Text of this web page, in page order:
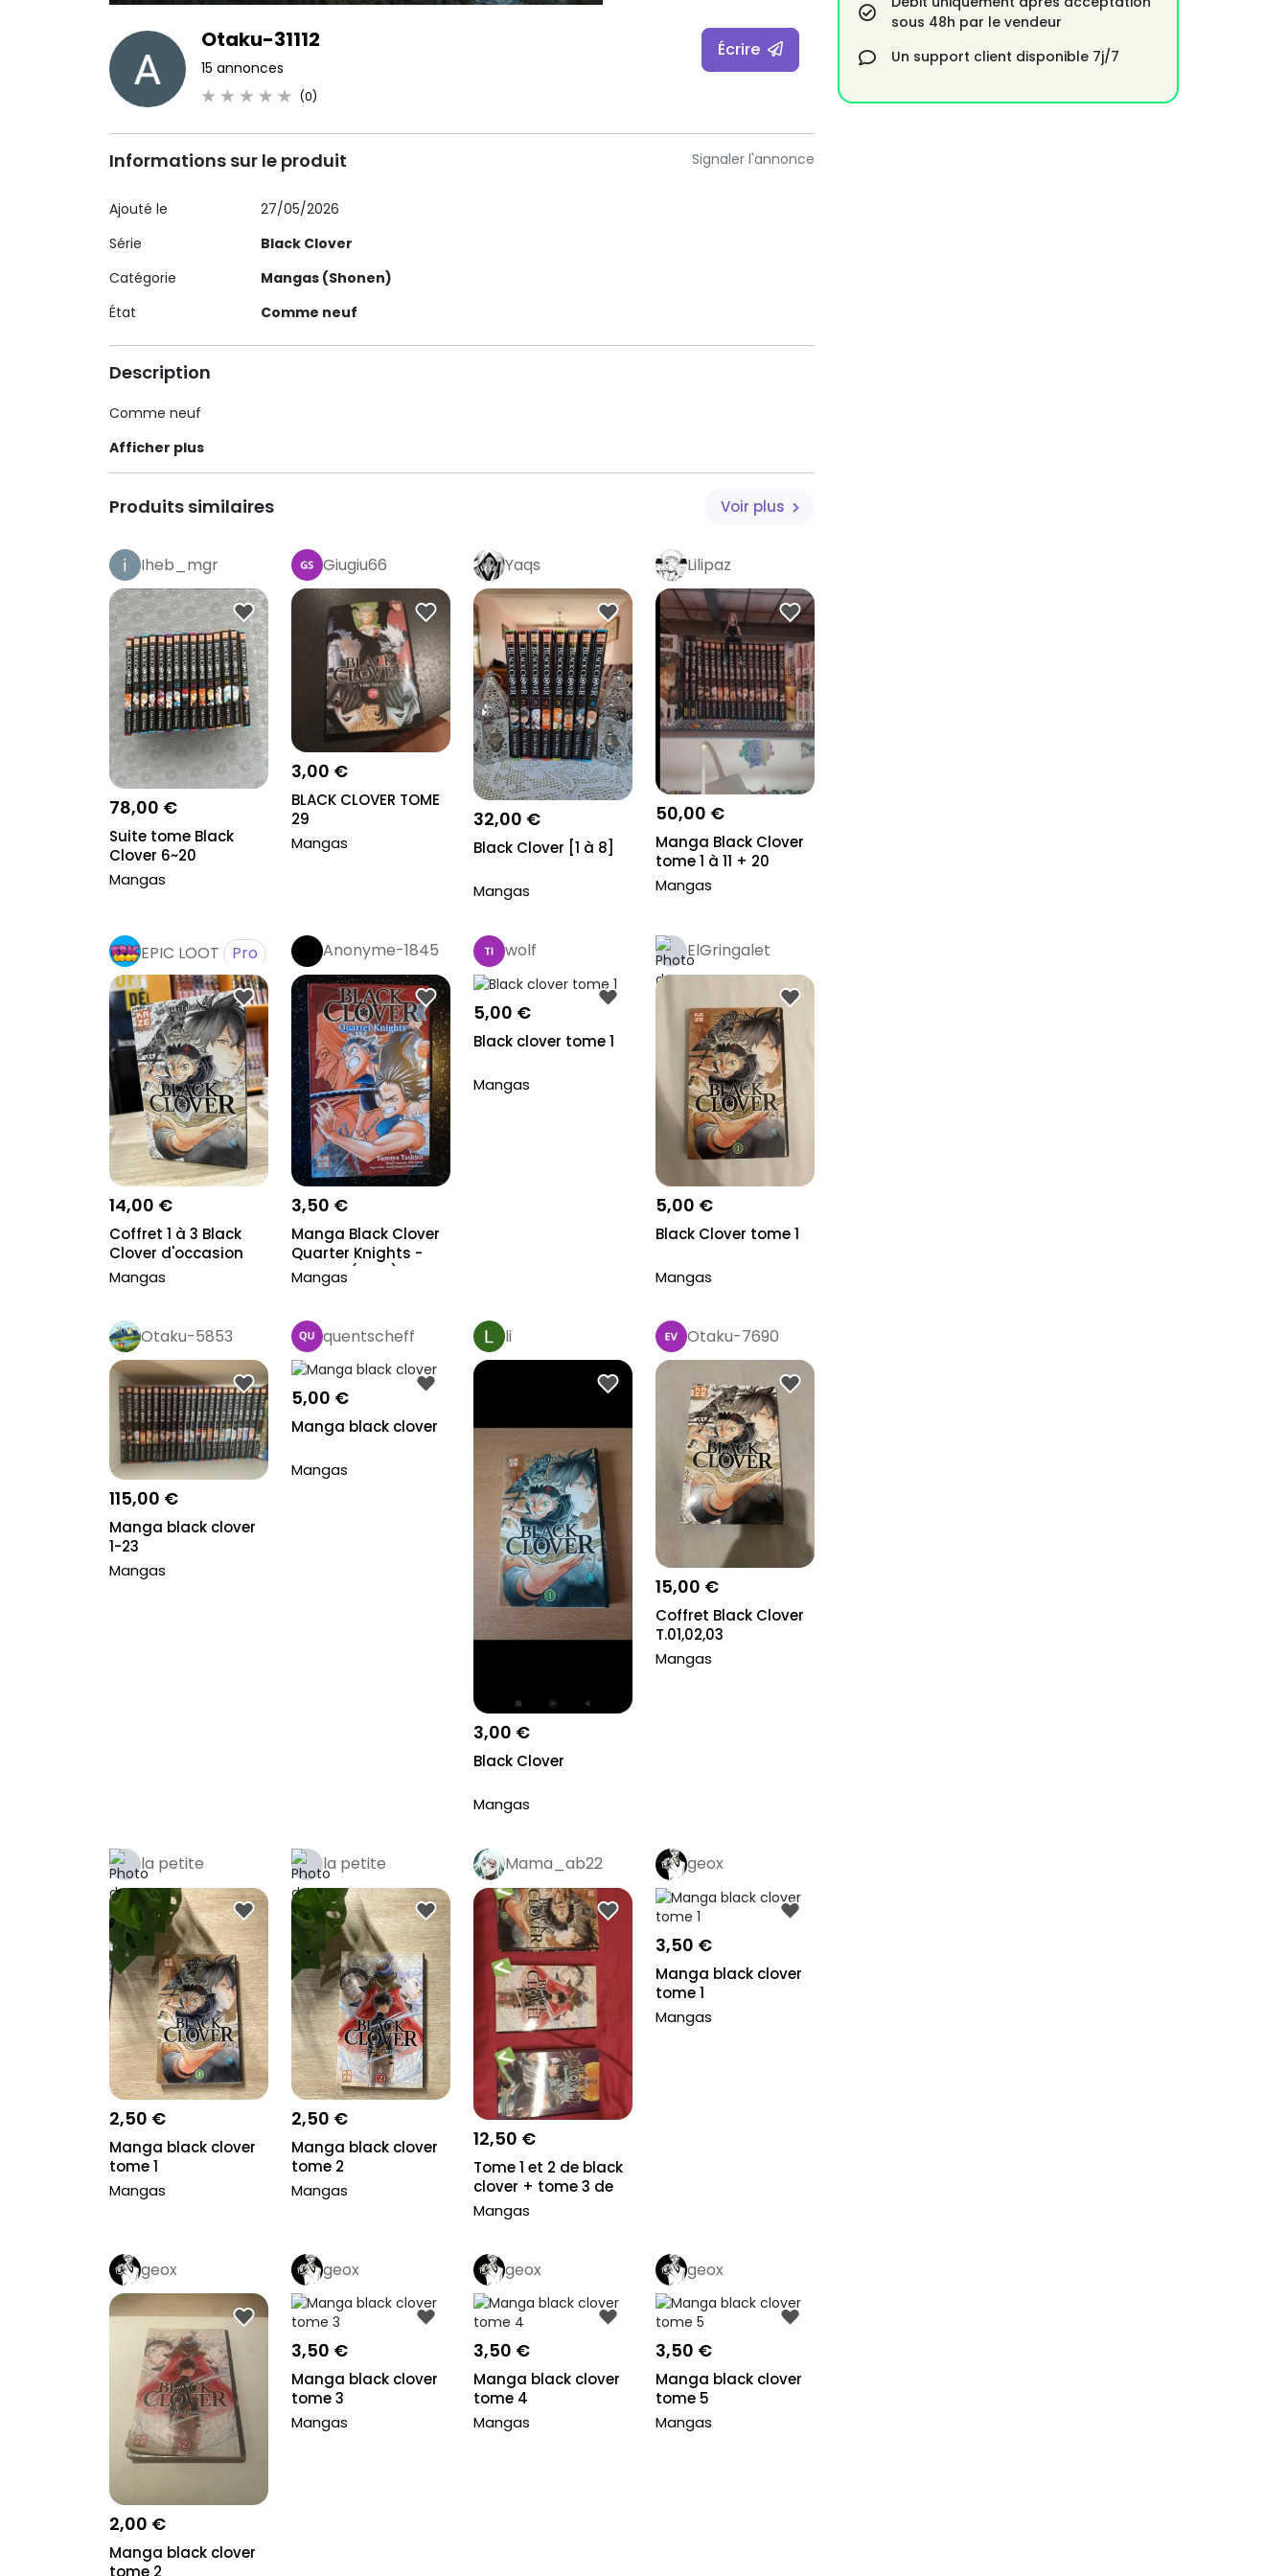
Otaku-31112
15 annonces
(0)
Écrire
Signaler l'annonce
Informations sur le produit
Ajouté le
27/05/2026
Série
Black Clover
Catégorie
Mangas (Shonen)
État
Comme neuf
Description
Comme neuf
Afficher plus
Produits similaires Voir plus
Iheb_mgr
78,00 €
Suite tome Black
Clover 6~20
Mangas
Giugiu66
3,00 €
BLACK CLOVER TOME
29
Mangas
Yaqs
32,00 €
Black Clover [1 à 8]
Mangas
Lilipaz
50,00 €
Manga Black Clover
tome 1 à 11 + 20
Mangas
EPIC LOOT Pro
14,00 €
Coffret 1 à 3 Black
Clover d'occasion
Mangas
Anonyme-1845
3,50 €
Manga Black Clover
Quarter Knights -
Tome 2 (neuf)
Mangas
wolf
5,00 €
Black clover tome 1
Mangas
ElGringalet
5,00 €
Black Clover tome 1
Mangas
Otaku-5853
115,00 €
Manga black clover
1-23
Mangas
quentscheff
5,00 €
Manga black clover
Mangas
li
3,00 €
Black Clover
Mangas
Otaku-7690
15,00 €
Coffret Black Clover
T.01,02,03
Mangas
la petite
boutique manga
2,50 €
Manga black clover
tome 1
Mangas
la petite
boutique manga
2,50 €
Manga black clover
tome 2
Mangas
Mama_ab22
12,50 €
Tome 1 et 2 de black
clover + tome 3 de
black clov...
Mangas
geox
3,50 €
Manga black clover
tome 1
Mangas
geox
2,00 €
Manga black clover
tome 2
geox
3,50 €
Manga black clover
tome 3
Mangas
geox
3,50 €
Manga black clover
tome 4
Mangas
geox
3,50 €
Manga black clover
tome 5
Mangas
sous 48h par le vendeur
Un support client disponible 7j/7